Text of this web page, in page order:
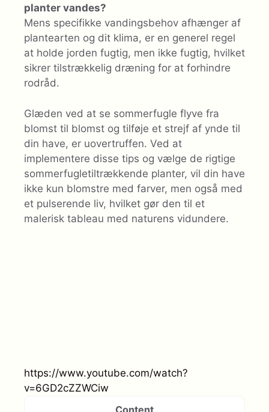
planter vandes?
Mens specifikke vandingsbehov afhænger af
plantearten og dit klima, er en generel regel
at holde jorden fugtig, men ikke fugtig, hvilket
sikrer tilstrækkelig dræning for at forhindre
rodråd.
Glæden ved at se sommerfugle flyve fra
blomst til blomst og tilføje et strejf af ynde til
din have, er uovertruffen. Ved at
implementere disse tips og vælge de rigtige
sommerfugletiltrækkende planter, vil din have
ikke kun blomstre med farver, men også med
et pulserende liv, hvilket gør den til et
malerisk tableau med naturens vidundere.
https://www.youtube.com/watch?
v=6GD2cZZWCiw